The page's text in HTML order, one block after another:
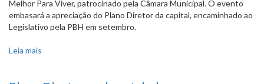
Melhor Para Viver, patrocinado pela Câmara Municipal. O evento
embasará a apreciação do Plano Diretor da capital, encaminhado ao
Legislativo pela PBH em setembro.
Leia mais